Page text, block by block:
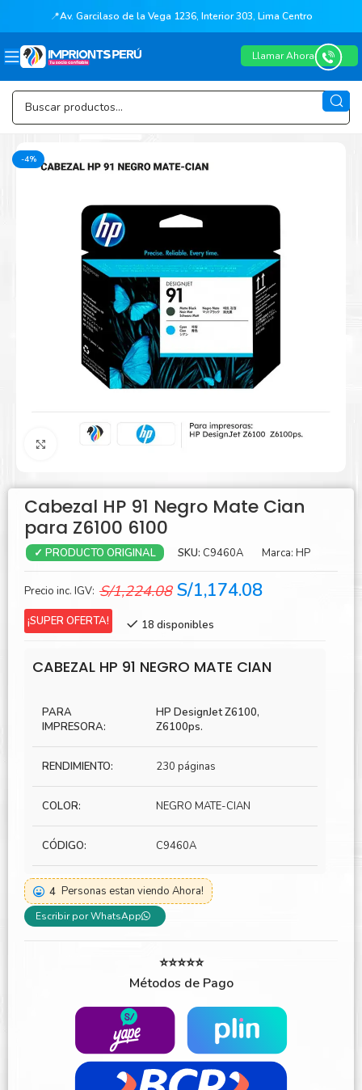
📍Av. Garcilaso de la Vega 1236, Interior 303, Lima Centro
Llamar Ahora
-4%
Agrandar
Cabezal HP 91 Negro Mate Cian
para Z6100 6100
✓ PRODUCTO ORIGINAL SKU: C9460A Marca: HP
Precio inc. IGV: S/1,224.08 El
original
S/1,224.08.
S/1,174.08El
S/1,174.08.
¡SUPER OFERTA! 18 disponibles
CABEZAL HP 91 NEGRO MATE CIAN
PARA
IMPRESORA:
HP DesignJet Z6100,
Z6100ps.
RENDIMIENTO: 230 páginas
COLOR: NEGRO MATE-CIAN
CÓDIGO: C9460A
4 Personas estan viendo Ahora!
Escribir por WhatsApp
⭐⭐⭐⭐⭐
Métodos de Pago